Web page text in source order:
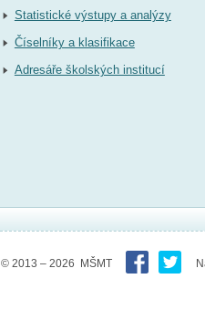
Statistické výstupy a analýzy
Číselníky a klasifikace
Adresáře školských institucí
© 2013 – 2026 MŠMT